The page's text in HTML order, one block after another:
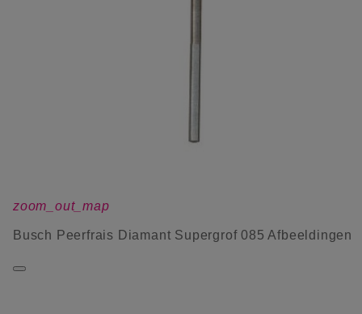
zoom_out_map
Busch Peerfrais Diamant Supergrof 085 Afbeeldingen